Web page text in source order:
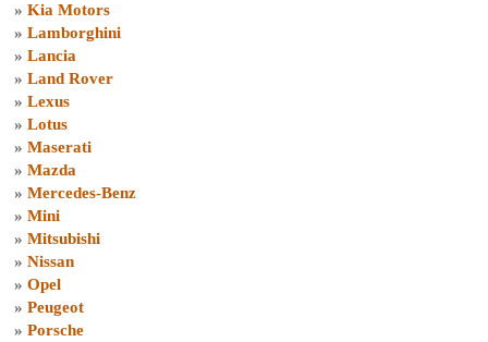
» Kia Motors
» Lamborghini
» Lancia
» Land Rover
» Lexus
» Lotus
» Maserati
» Mazda
» Mercedes-Benz
» Mini
» Mitsubishi
» Nissan
» Opel
» Peugeot
» Porsche